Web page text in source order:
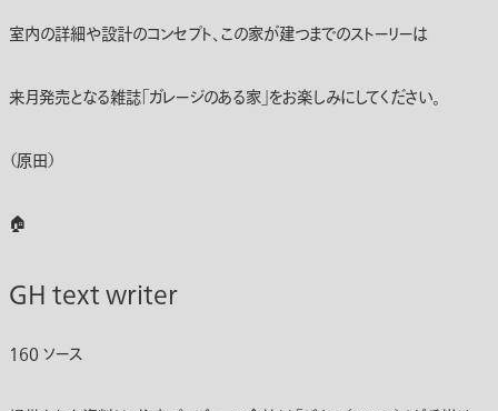
室内の詳細や設計のコンセプト、この家が建つまでのストーリーは
来月発売となる雑誌「ガレージのある家」をお楽しみにしてください。
（原田）
🏠
GH text writer
160 ソース